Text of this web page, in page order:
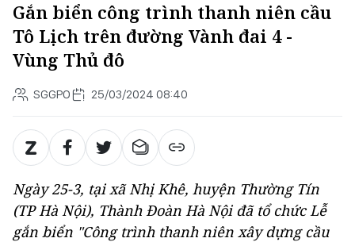
Gắn biển công trình thanh niên cầu
Tô Lịch trên đường Vành đai 4 -
Vùng Thủ đô
SGGPO 25/03/2024 08:40
Ngày 25-3, tại xã Nhị Khê, huyện Thường Tín
(TP Hà Nội), Thành Đoàn Hà Nội đã tổ chức Lễ
gắn biển "Công trình thanh niên xây dựng cầu